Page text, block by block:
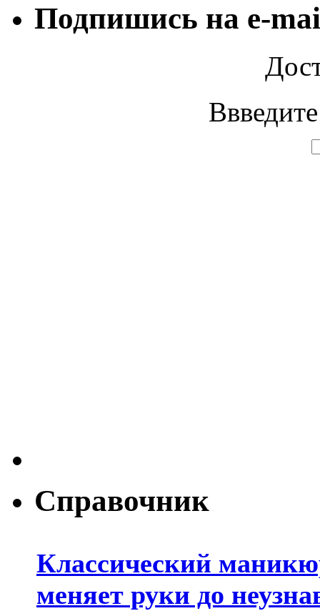
Подпишись на e-
Справочник
Классический
меняет руки до